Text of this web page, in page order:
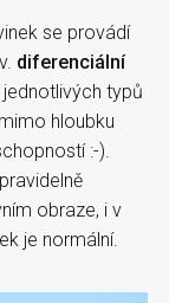
se provádí
diferenciální
typů
hloubku
:-).
obraze, i v
je normální.